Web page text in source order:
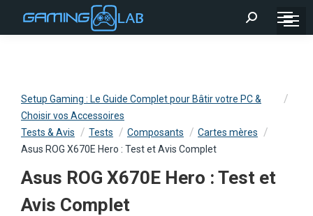
Recherche
Setup Gaming : Le Guide Complet pour Bâtir votre PC &
Choisir vos Accessoires
Tests & Avis
Tests Composants
Cartes mères
Asus ROG X670E Hero : Test et Avis Complet
Asus ROG X670E Hero : Test et
Avis Complet